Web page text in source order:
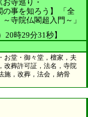
《お寺巡り・
の事を知ろう】
「全
寺院仏閣超入門～」
20時29分31秒】
お堂・御々堂，檀家，夫
改葬許可証，法名，寺院
施，改葬，法会，納骨